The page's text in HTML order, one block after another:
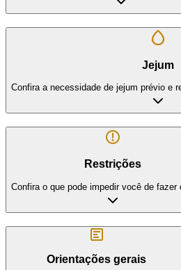
Jejum
Confira a necessidade de jejum prévio e
Restrições
Confira o que pode impedir você de fazer
Orientações gerais